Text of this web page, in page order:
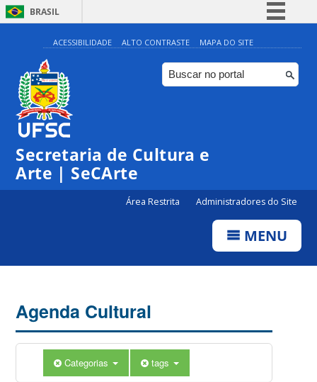
BRASIL
Simplifique!
Comunica BR
Participe
ACESSIBILIDADE ALTO CONTRASTE MAPA DO SITE
Secretaria de Cultura e
Arte | SeCArte
Área Restrita Administradores do Site
MENU
Agenda Cultural
Categorias tags
0:00
1:00
5:00